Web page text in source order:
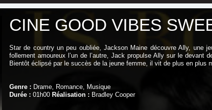
CINE GOOD VIBES
Star de country un peu oubliée, Jackson Maine découvre Ally, une
follement amoureux l’un de l’autre, Jack propulse Ally sur le devant
Bientôt éclipsé par le succès de la jeune femme, il vit de plus en plus
Genre : Drame, Romance, Musique
Durée : 01h00 Réalisation : Bradley Cooper